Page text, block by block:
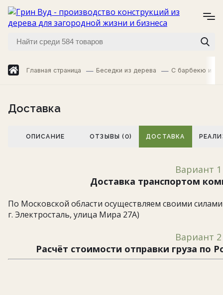
Главная страница Беседки из дерева С барбекю и
Доставка
ОПИСАНИЕ ОТЗЫВЫ (0) ДОСТАВКА
Вариант 1
Доставка транспортом
По Московской области осуществляем своими
г. Электросталь, улица Мира 27А)
Вариант 2
Расчёт стоимости отправки груза